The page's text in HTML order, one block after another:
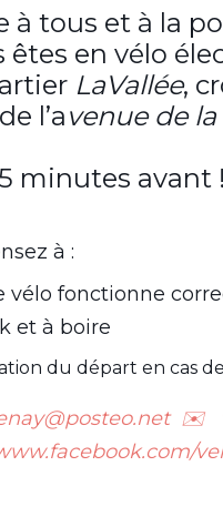
à tous et à la
en vélo
LaVallée,
l’avenue de
minutes avant
à :
vélo fonctionne
et à boire
du départ en cas
✉️